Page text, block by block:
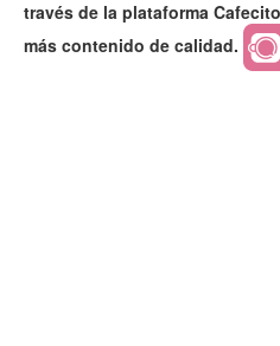
través de la plataforma
más contenido de calidad.